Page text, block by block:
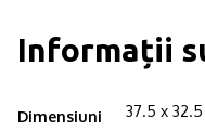
Informații
Dimensiuni 37.5 x